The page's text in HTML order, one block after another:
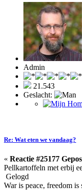
Admin
21.543
Geslacht:
Re: Wat eten we vandaag?
« Reactie #25177
Pellkartoffeln met erbij
Gelogd
War is peace, freedom